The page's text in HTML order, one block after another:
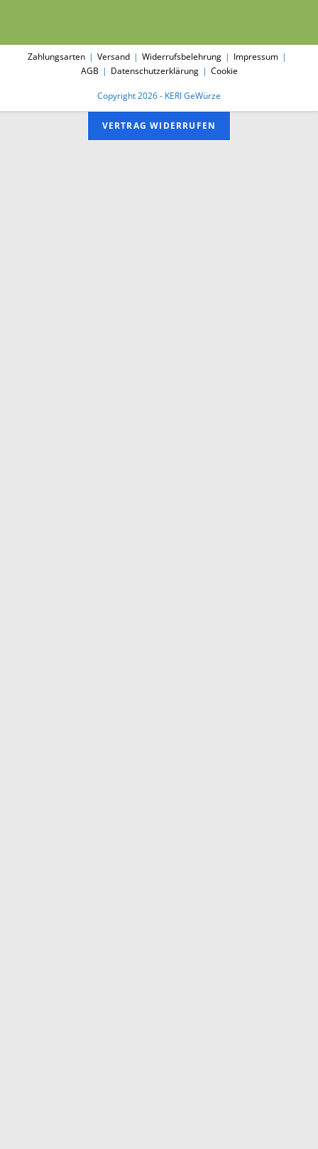
Zahlungsarten Versand Widerrufsbelehrung
Impressum
AGB
Datenschutzerklärung Cookie
Copyright 2026 - KERI GeWürze
VERTRAG WIDERRUFEN